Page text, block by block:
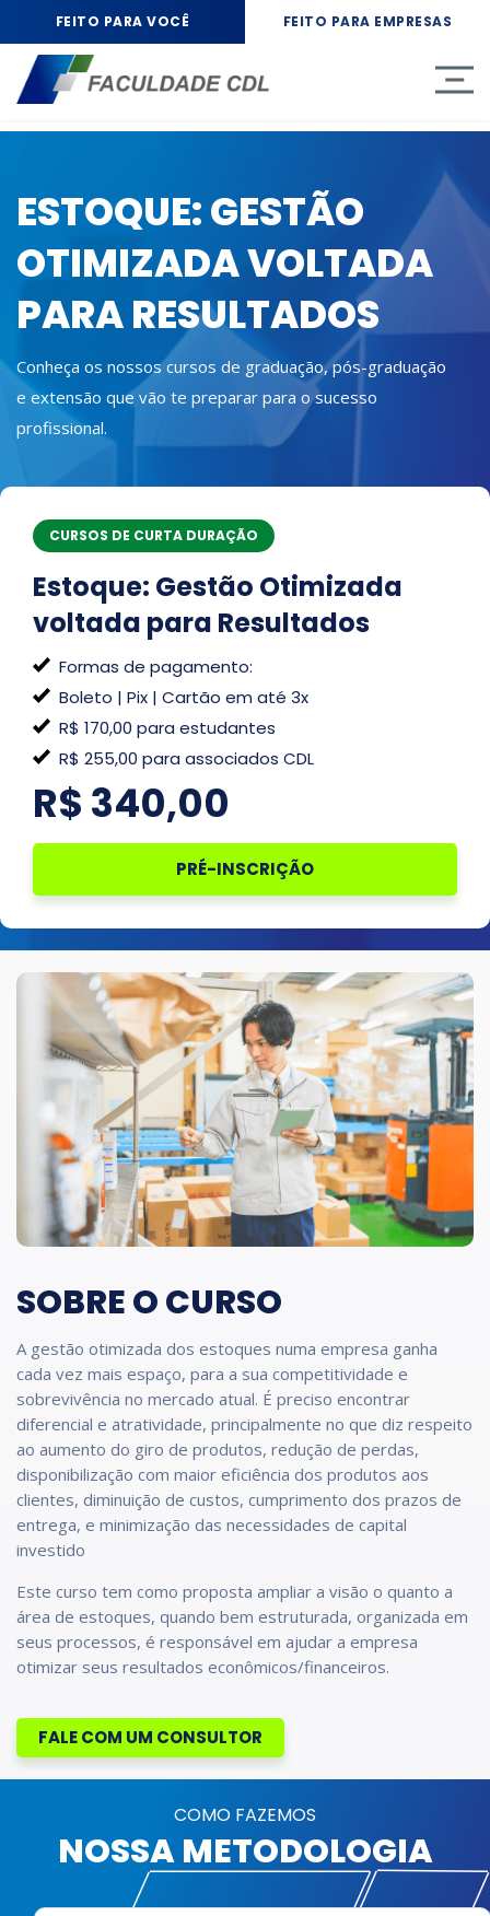
FEITO PARA VOCÊ FEITO PARA EMPRESAS
ESTOQUE: GESTÃO
OTIMIZADA VOLTADA
PARA RESULTADOS
Conheça os nossos cursos de graduação, pós-graduação
e extensão que vão te preparar para o sucesso
profissional.
CURSOS DE CURTA DURAÇÃO
Estoque: Gestão Otimizada
voltada para Resultados
Formas de pagamento:
Boleto | Pix | Cartão em até 3x
R$ 170,00 para estudantes
R$ 255,00 para associados CDL
R$ 340,00
PRÉ-INSCRIÇÃO
SOBRE O CURSO
A gestão otimizada dos estoques numa empresa ganha
cada vez mais espaço, para a sua competitividade e
sobrevivência no mercado atual. É preciso encontrar
diferencial e atratividade, principalmente no que diz respeito
ao aumento do giro de produtos, redução de perdas,
disponibilização com maior eficiência dos produtos aos
clientes, diminuição de custos, cumprimento dos prazos de
entrega, e minimização das necessidades de capital
investido
Este curso tem como proposta ampliar a visão o quanto a
área de estoques, quando bem estruturada, organizada em
seus processos, é responsável em ajudar a empresa
otimizar seus resultados econômicos/financeiros.
FALE COM UM CONSULTOR
COMO FAZEMOS
NOSSA METODOLOGIA